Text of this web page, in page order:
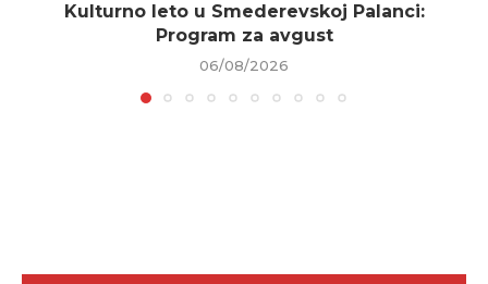
Kulturno leto u Smederevskoj Palanci:
Program za avgust
06/08/2026